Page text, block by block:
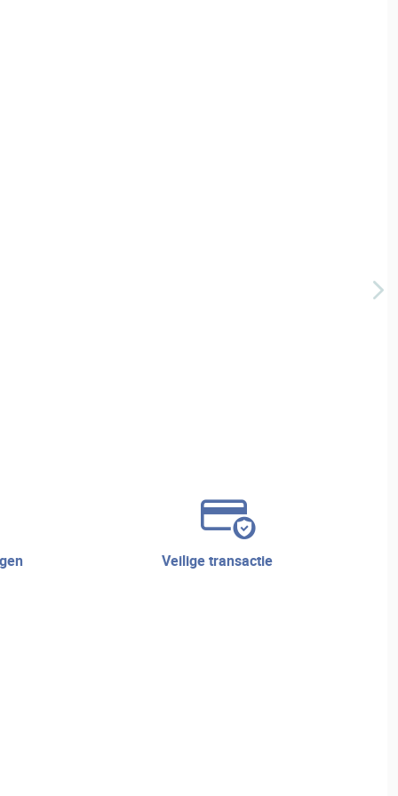
veilige transactie